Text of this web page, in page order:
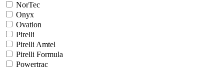
NorTec
Onyx
Ovation
Pirelli
Pirelli Amtel
Pirelli Formula
Powertrac